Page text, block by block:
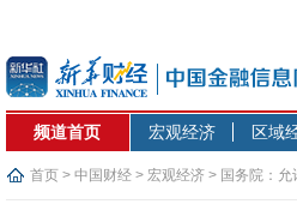
频道首页 宏观经济 区域
首页 > 中国财经 > 宏观经济 > 国务院：允